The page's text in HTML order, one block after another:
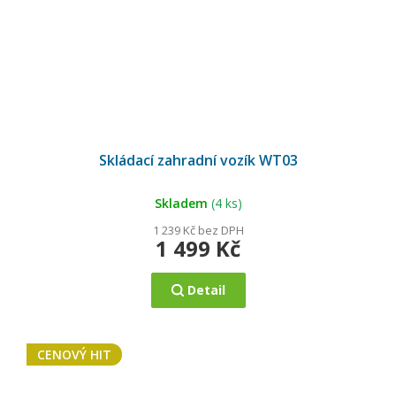
Skládací zahradní vozík WT03
Skladem (4 ks)
1 239 Kč bez DPH
1 499 Kč
Detail
CENOVÝ HIT